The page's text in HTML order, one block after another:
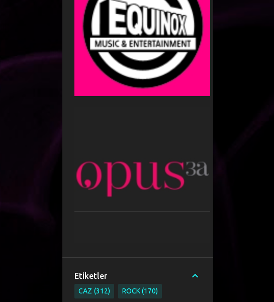
Etiketler
CAZ 312 ROCK 170